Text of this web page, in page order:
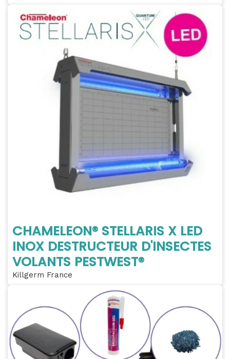
CHAMELEON® STELLARIS X LED
INOX DESTRUCTEUR D'INSECTES
VOLANTS PESTWEST®
Killgerm France